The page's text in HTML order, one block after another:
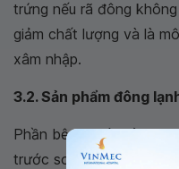
trứng nếu rã đông
giảm chất lượng và là
xâm nhập.
3.2. Sản phẩm đông
Phần bên ngoài của
trước so với phần chính